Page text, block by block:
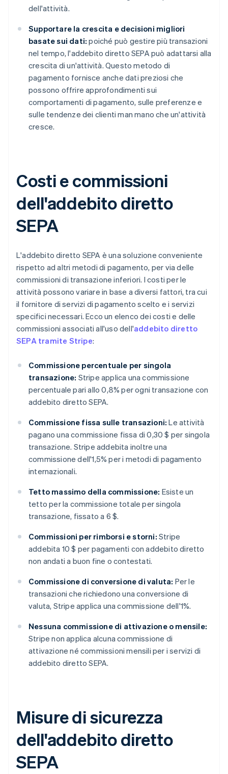
dell'attività.
Supportare la crescita e decisioni migliori
basate sui dati: poiché può gestire più transazioni
nel tempo, l'addebito diretto SEPA può adattarsi alla
crescita di un'attività. Questo metodo di
pagamento fornisce anche dati preziosi che
possono offrire approfondimenti sui
comportamenti di pagamento, sulle preferenze e
sulle tendenze dei clienti man mano che un'attività
cresce.
Costi e commissioni
dell'addebito diretto
SEPA
L'addebito diretto SEPA è una soluzione conveniente
rispetto ad altri metodi di pagamento, per via delle
commissioni di transazione inferiori. I costi per le
attività possono variare in base a diversi fattori, tra cui
il fornitore di servizi di pagamento scelto e i servizi
specifici necessari. Ecco un elenco dei costi e delle
commissioni associati all'uso dell'addebito diretto
SEPA tramite Stripe:
Commissione percentuale per singola
transazione: Stripe applica una commissione
percentuale pari allo 0,8% per ogni transazione con
addebito diretto SEPA.
Commissione fissa sulle transazioni: Le attività
pagano una commissione fissa di 0,30 $ per singola
transazione. Stripe addebita inoltre una
commissione dell'1,5% per i metodi di pagamento
internazionali.
Tetto massimo della commissione: Esiste un
tetto per la commissione totale per singola
transazione, fissato a 6 $.
Commissioni per rimborsi e storni: Stripe
addebita 10 $ per pagamenti con addebito diretto
non andati a buon fine o contestati.
Commissione di conversione di valuta: Per le
transazioni che richiedono una conversione di
valuta, Stripe applica una commissione dell'1%.
Nessuna commissione di attivazione o mensile:
Stripe non applica alcuna commissione di
attivazione né commissioni mensili per i servizi di
addebito diretto SEPA.
Misure di sicurezza
dell'addebito diretto
SEPA